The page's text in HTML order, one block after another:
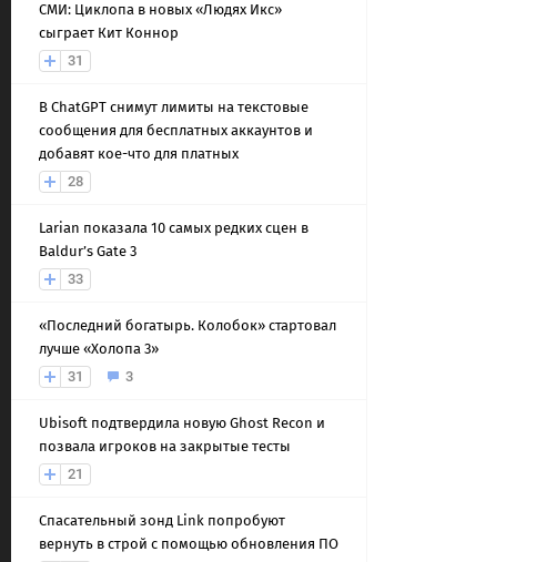
СМИ: Циклопа в новых «Людях Икс»
сыграет Кит Коннор
31
В ChatGPT снимут лимиты на текстовые
сообщения для бесплатных аккаунтов и
добавят кое-что для платных
28
Larian показала 10 самых редких сцен в
Baldur’s Gate 3
33
«Последний богатырь. Колобок» стартовал
лучше «Холопа 3»
31
3
Ubisoft подтвердила новую Ghost Recon и
позвала игроков на закрытые тесты
21
Спасательный зонд Link попробуют
вернуть в строй с помощью обновления ПО